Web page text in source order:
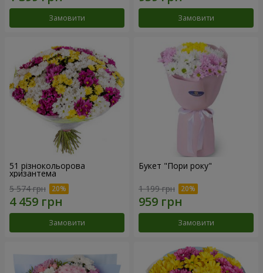
Замовити Замовити
51 різнокольорова
хризантема
5 574 грн
Замовити
Букет "Пори року"
1 199 грн
Замовити